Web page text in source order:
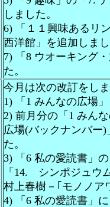
しました。
6) 「１１興味あるリ
西洋館」を追加しま
7) 「8 ウオーキング
た。
今月は次の改訂をし
1) 「1 みんなの広場
2) 前月分の「1 みん
広場(バックナンバー)
た。
3) 「6 私の愛読書」
「14. シンポジュウ
村上春樹－｢モノノア
4) 「6 私の愛読書」